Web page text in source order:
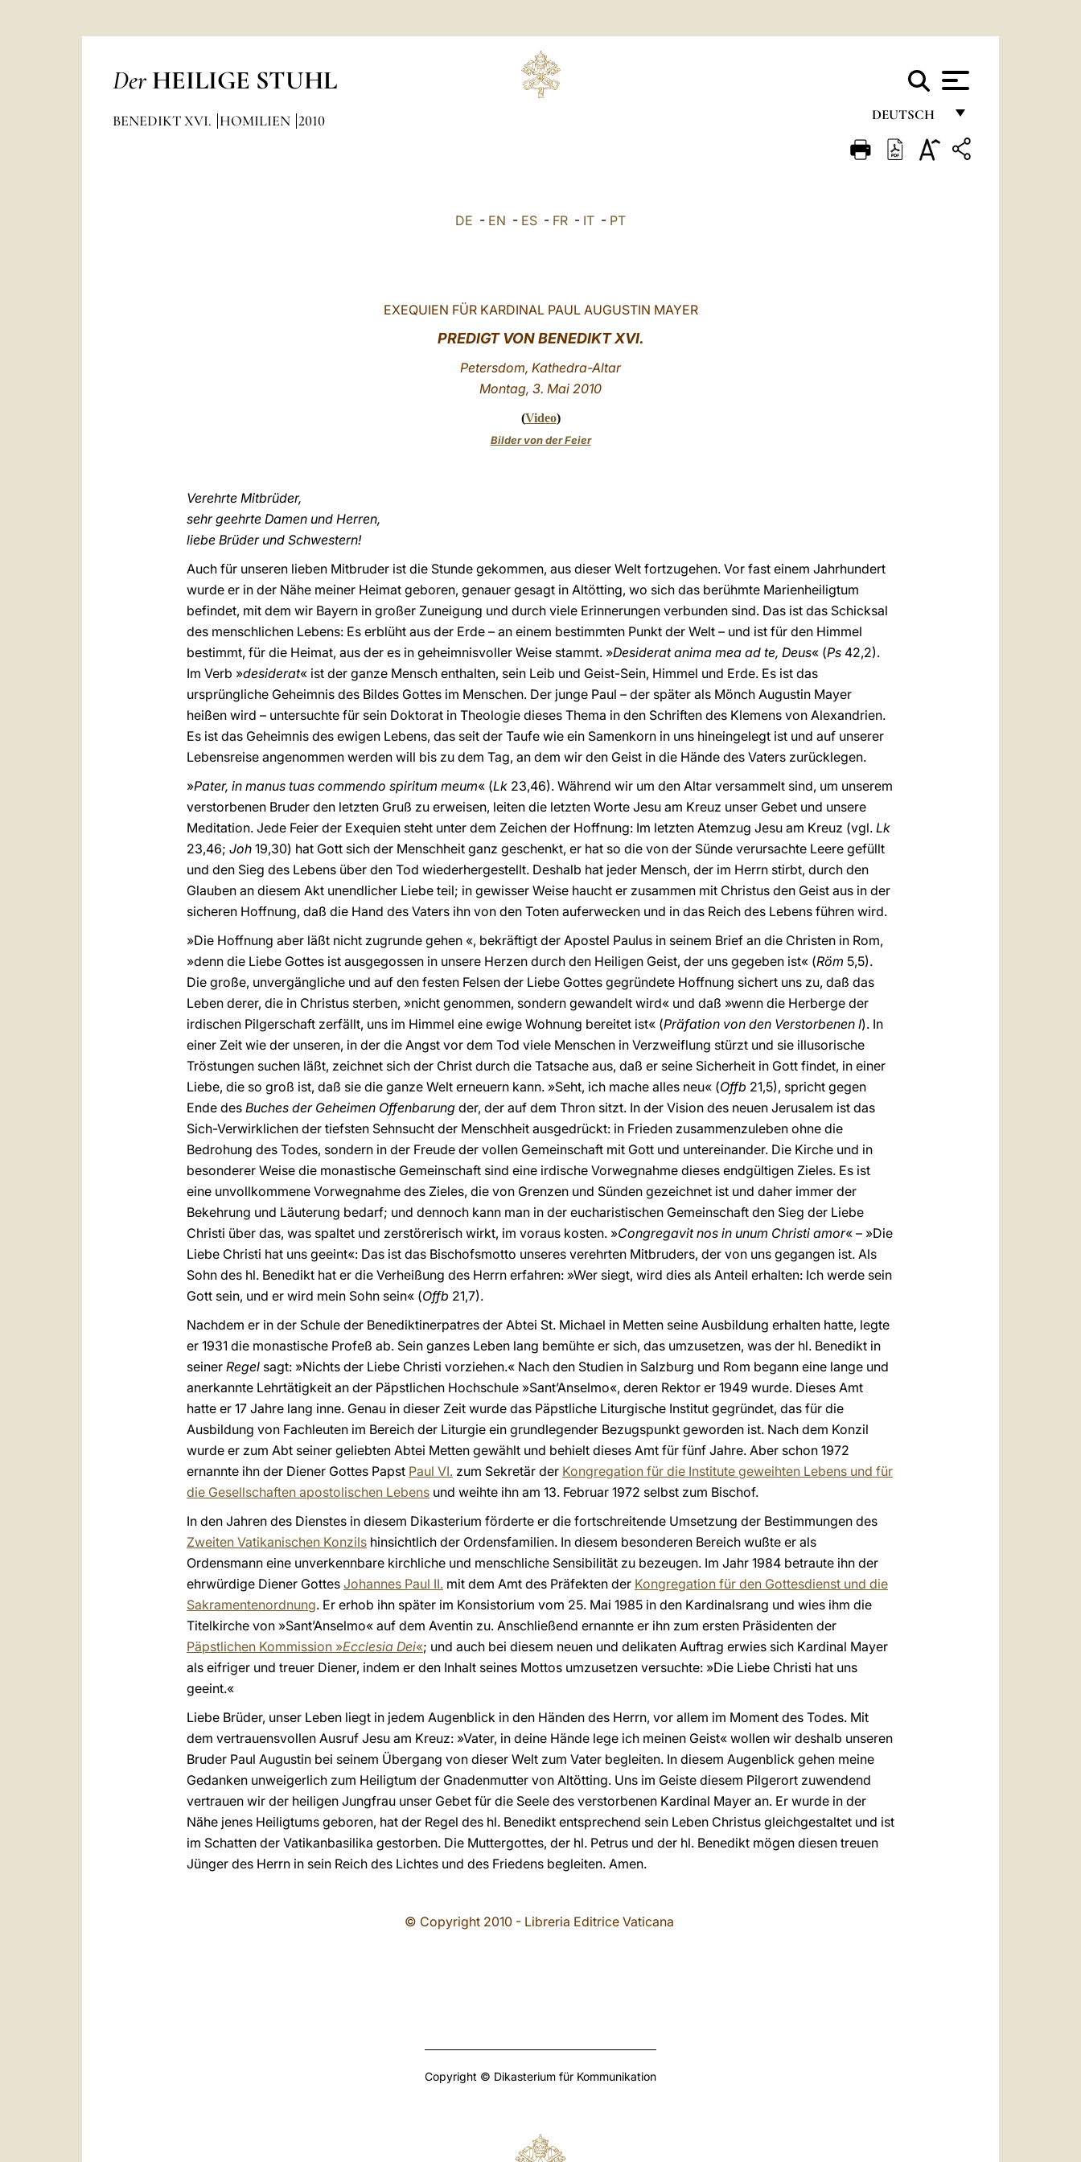
Der HEILIGE STUHL
DEUTSCH
FRANÇAIS
BENEDIKT XVI. HOMILIEN 2010
DE - EN - ES - FR - IT - PT
EXEQUIEN FÜR KARDINAL PAUL AUGUSTIN MAYER
PREDIGT VON BENEDIKT XVI.
Petersdom, Kathedra-Altar
Montag, 3. Mai 2010
(Video)
Bilder von der Feier
Verehrte Mitbrüder,
sehr geehrte Damen und Herren,
liebe Brüder und Schwestern!
Auch für unseren lieben Mitbruder ist die Stunde gekommen, aus dieser Welt fortzugehen. Vor fast einem Jahrhundert
wurde er in der Nähe meiner Heimat geboren, genauer gesagt in Altötting, wo sich das berühmte Marienheiligtum
befindet, mit dem wir Bayern in großer Zuneigung und durch viele Erinnerungen verbunden sind. Das ist das Schicksal
des menschlichen Lebens: Es erblüht aus der Erde – an einem bestimmten Punkt der Welt – und ist für den Himmel
bestimmt, für die Heimat, aus der es in geheimnisvoller Weise stammt. »Desiderat anima mea ad te, Deus« (Ps 42,2).
Im Verb »desiderat« ist der ganze Mensch enthalten, sein Leib und Geist-Sein, Himmel und Erde. Es ist das
ursprüngliche Geheimnis des Bildes Gottes im Menschen. Der junge Paul – der später als Mönch Augustin Mayer
heißen wird – untersuchte für sein Doktorat in Theologie dieses Thema in den Schriften des Klemens von Alexandrien.
Es ist das Geheimnis des ewigen Lebens, das seit der Taufe wie ein Samenkorn in uns hineingelegt ist und auf unserer
Lebensreise angenommen werden will bis zu dem Tag, an dem wir den Geist in die Hände des Vaters zurücklegen.
»Pater, in manus tuas commendo spiritum meum« (Lk 23,46). Während wir um den Altar versammelt sind, um unserem
verstorbenen Bruder den letzten Gruß zu erweisen, leiten die letzten Worte Jesu am Kreuz unser Gebet und unsere
Meditation. Jede Feier der Exequien steht unter dem Zeichen der Hoffnung: Im letzten Atemzug Jesu am Kreuz (vgl. Lk
23,46; Joh 19,30) hat Gott sich der Menschheit ganz geschenkt, er hat so die von der Sünde verursachte Leere gefüllt
und den Sieg des Lebens über den Tod wiederhergestellt. Deshalb hat jeder Mensch, der im Herrn stirbt, durch den
Glauben an diesem Akt unendlicher Liebe teil; in gewisser Weise haucht er zusammen mit Christus den Geist aus in der
sicheren Hoffnung, daß die Hand des Vaters ihn von den Toten auferwecken und in das Reich des Lebens führen wird.
»Die Hoffnung aber läßt nicht zugrunde gehen «, bekräftigt der Apostel Paulus in seinem Brief an die Christen in Rom,
»denn die Liebe Gottes ist ausgegossen in unsere Herzen durch den Heiligen Geist, der uns gegeben ist« (Röm 5,5).
Die große, unvergängliche und auf den festen Felsen der Liebe Gottes gegründete Hoffnung sichert uns zu, daß das
Leben derer, die in Christus sterben, »nicht genommen, sondern gewandelt wird« und daß »wenn die Herberge der
irdischen Pilgerschaft zerfällt, uns im Himmel eine ewige Wohnung bereitet ist« (Präfation von den Verstorbenen I). In
einer Zeit wie der unseren, in der die Angst vor dem Tod viele Menschen in Verzweiflung stürzt und sie illusorische
Tröstungen suchen läßt, zeichnet sich der Christ durch die Tatsache aus, daß er seine Sicherheit in Gott findet, in einer
Liebe, die so groß ist, daß sie die ganze Welt erneuern kann. »Seht, ich mache alles neu« (Offb 21,5), spricht gegen
Ende des Buches der Geheimen Offenbarung der, der auf dem Thron sitzt. In der Vision des neuen Jerusalem ist das
Sich-Verwirklichen der tiefsten Sehnsucht der Menschheit ausgedrückt: in Frieden zusammenzuleben ohne die
Bedrohung des Todes, sondern in der Freude der vollen Gemeinschaft mit Gott und untereinander. Die Kirche und in
besonderer Weise die monastische Gemeinschaft sind eine irdische Vorwegnahme dieses endgültigen Zieles. Es ist
eine unvollkommene Vorwegnahme des Zieles, die von Grenzen und Sünden gezeichnet ist und daher immer der
Bekehrung und Läuterung bedarf; und dennoch kann man in der eucharistischen Gemeinschaft den Sieg der Liebe
Christi über das, was spaltet und zerstörerisch wirkt, im voraus kosten. »Congregavit nos in unum Christi amor« – »Die
Liebe Christi hat uns geeint«: Das ist das Bischofsmotto unseres verehrten Mitbruders, der von uns gegangen ist. Als
Sohn des hl. Benedikt hat er die Verheißung des Herrn erfahren: »Wer siegt, wird dies als Anteil erhalten: Ich werde sein
Gott sein, und er wird mein Sohn sein« (Offb 21,7).
Nachdem er in der Schule der Benediktinerpatres der Abtei St. Michael in Metten seine Ausbildung erhalten hatte, legte
er 1931 die monastische Profeß ab. Sein ganzes Leben lang bemühte er sich, das umzusetzen, was der hl. Benedikt in
seiner Regel sagt: »Nichts der Liebe Christi vorziehen.« Nach den Studien in Salzburg und Rom begann eine lange und
anerkannte Lehrtätigkeit an der Päpstlichen Hochschule »Sant’Anselmo«, deren Rektor er 1949 wurde. Dieses Amt
hatte er 17 Jahre lang inne. Genau in dieser Zeit wurde das Päpstliche Liturgische Institut gegründet, das für die
Ausbildung von Fachleuten im Bereich der Liturgie ein grundlegender Bezugspunkt geworden ist. Nach dem Konzil
wurde er zum Abt seiner geliebten Abtei Metten gewählt und behielt dieses Amt für fünf Jahre. Aber schon 1972
ernannte ihn der Diener Gottes Papst Paul VI. zum Sekretär der Kongregation für die Institute geweihten Lebens und für
die Gesellschaften apostolischen Lebens und weihte ihn am 13. Februar 1972 selbst zum Bischof.
In den Jahren des Dienstes in diesem Dikasterium förderte er die fortschreitende Umsetzung der Bestimmungen des
Zweiten Vatikanischen Konzils hinsichtlich der Ordensfamilien. In diesem besonderen Bereich wußte er als
Ordensmann eine unverkennbare kirchliche und menschliche Sensibilität zu bezeugen. Im Jahr 1984 betraute ihn der
ehrwürdige Diener Gottes Johannes Paul II. mit dem Amt des Präfekten der Kongregation für den Gottesdienst und die
Sakramentenordnung. Er erhob ihn später im Konsistorium vom 25. Mai 1985 in den Kardinalsrang und wies ihm die
Titelkirche von »Sant’Anselmo« auf dem Aventin zu. Anschließend ernannte er ihn zum ersten Präsidenten der
Päpstlichen Kommission »Ecclesia Dei«; und auch bei diesem neuen und delikaten Auftrag erwies sich Kardinal Mayer
als eifriger und treuer Diener, indem er den Inhalt seines Mottos umzusetzen versuchte: »Die Liebe Christi hat uns
geeint.«
Liebe Brüder, unser Leben liegt in jedem Augenblick in den Händen des Herrn, vor allem im Moment des Todes. Mit
dem vertrauensvollen Ausruf Jesu am Kreuz: »Vater, in deine Hände lege ich meinen Geist« wollen wir deshalb unseren
Bruder Paul Augustin bei seinem Übergang von dieser Welt zum Vater begleiten. In diesem Augenblick gehen meine
Gedanken unweigerlich zum Heiligtum der Gnadenmutter von Altötting. Uns im Geiste diesem Pilgerort zuwendend
vertrauen wir der heiligen Jungfrau unser Gebet für die Seele des verstorbenen Kardinal Mayer an. Er wurde in der
Nähe jenes Heiligtums geboren, hat der Regel des hl. Benedikt entsprechend sein Leben Christus gleichgestaltet und ist
im Schatten der Vatikanbasilika gestorben. Die Muttergottes, der hl. Petrus und der hl. Benedikt mögen diesen treuen
Jünger des Herrn in sein Reich des Lichtes und des Friedens begleiten. Amen.
© Copyright 2010 - Libreria Editrice Vaticana
Copyright © Dikasterium für Kommunikation